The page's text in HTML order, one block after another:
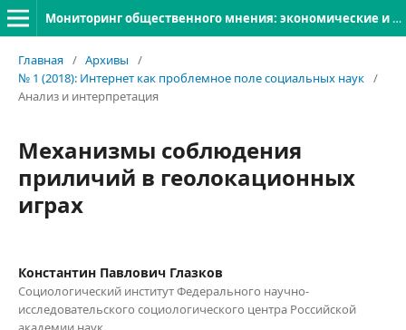
Мониторинг общественного мнения: экономические и социальные перемены
Главная / Архивы
/
№ 1 (2018): Интернет как проблемное поле социальных наук /
Анализ и интерпретация
Механизмы соблюдения
приличий в геолокационных
играх
Константин Павлович Глазков
Социологический институт Федерального научно-
исследовательского социологического центра Российской